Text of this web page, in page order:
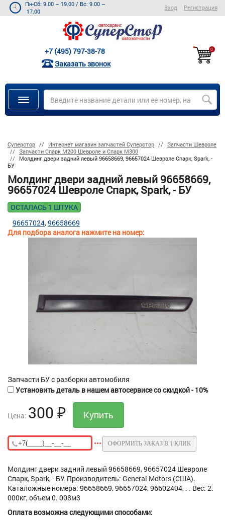
Пн-Сб: 9.00 – 19.00 / Вс: 9.00 –
17.00
Вход Регистрация
+7 (495) 797-38-78
Заказать звонок
0
Суперстор Интернет магазин запчастей Суперстор
Запчасти Шевроле
Запчасти Спарк M200 Шевроле и Спарк M300
Молдинг двери задний левый 96658669, 96657024 Шевроле Спарк, Spark, -
БУ
Молдинг двери задний левый 96658669,
96657024 Шевроле Спарк, Spark, - БУ
ОСТАЛАСЬ 1 ШТУКА
Для подбора аналога нажмите на номер:
96657024 96658669
Запчасти БУ с разборки автомобиля
Установить деталь в нашем автосервисе со скидкой - 10%
Цена: 300 ₽
ОФОРМИТЬ ЗАКАЗ В 1 КЛИК
Молдинг двери задний левый 96658669, 96657024 Шевроле
Спарк, Spark, - БУ. Производитель: General Motors (США).
Каталожные номера: 96658669, 96657024, 96602404, . . Вес: 2.
000кг, объем 0. 008м3
Оплата возможна следующими способами: